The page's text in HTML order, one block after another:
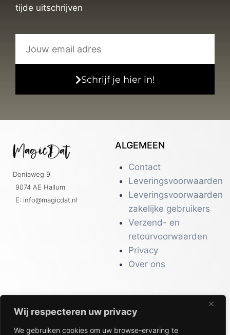
Wij respecteren uw privacy
We gebruiken cookies om uw browse-ervaring te
tijde uitschrijven
Schrijf je hier in!
Doniaweg 9
9074 AE Hallum
E: info@magicdat.nl
ALGEMEEN
Contact
Leveringsvoorwaarden
Leveringsvoorwaarden
zakelijke gebruikers
Verzend- en
retourvoorwaarden
Privacy
Over ons
CATALOGI